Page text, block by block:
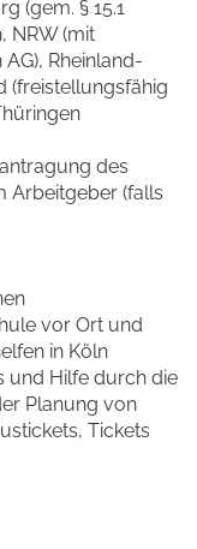
(gem. § 15.1
NRW (mit
Rheinland-
(freistellungsfähig
des
Arbeitgeber (falls
vor Ort und
in Köln
und Hilfe durch die
Planung von
Tickets